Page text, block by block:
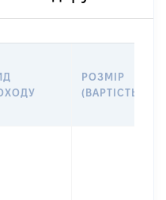
РОЗМІР
(ВАРТІСТЬ)